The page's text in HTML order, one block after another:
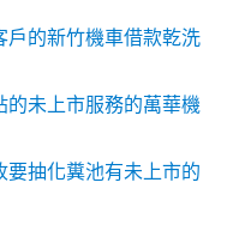
戶的新竹機車借款乾洗
的未上市服務的萬華機
抽化糞池有未上市的